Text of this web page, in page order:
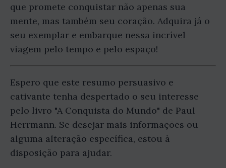
que promete conquistar não apenas sua
mente, mas também seu coração. Adquira já o
seu exemplar e embarque nessa incrível
viagem pelo tempo e pelo espaço!
Espero que este resumo persuasivo e
cativante tenha despertado o seu interesse
pelo livro "A Conquista do Mundo" de Paul
Herrmann. Se desejar mais informações ou
alguma alteração específica, estou à
disposição para ajudar.